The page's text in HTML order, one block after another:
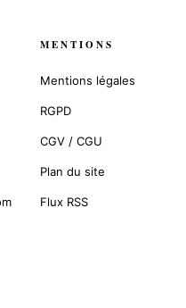
MENTIONS
Mentions légales
RGPD
CGV / CGU
Plan du site
Flux RSS